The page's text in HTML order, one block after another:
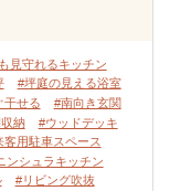
見守れるキッチン
#坪庭の見える浴室
干せる
#南向き玄関
納
#ウッドデッキ
客用駐車スペース
ンシュラキッチン
#リビング吹抜